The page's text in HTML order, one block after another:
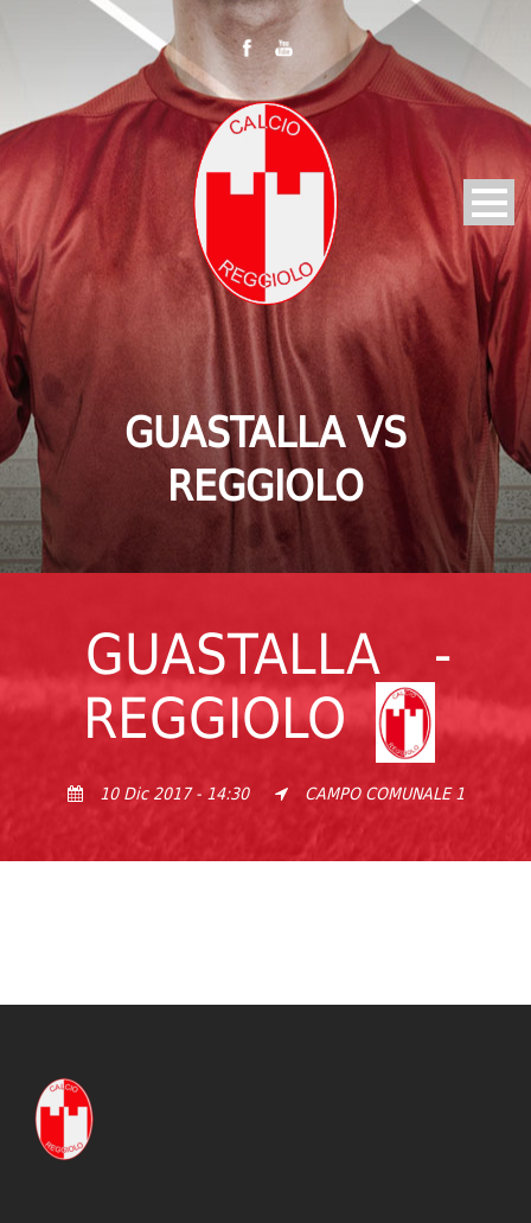
GUASTALLA VS
REGGIOLO
GUASTALLA
-
REGGIOLO
10 Dic 2017 - 14:30 CAMPO COMUNALE 1